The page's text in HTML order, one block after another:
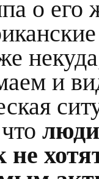
о его
и